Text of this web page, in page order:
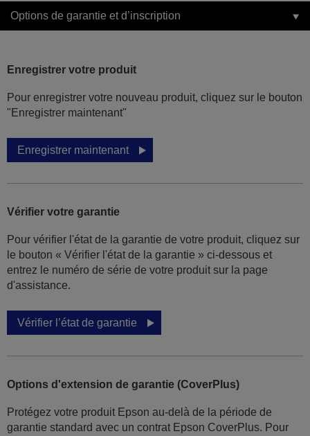
Options de garantie et d’inscription
Enregistrer votre produit
Pour enregistrer votre nouveau produit, cliquez sur le bouton
"Enregistrer maintenant"
Enregistrer maintenant
Vérifier votre garantie
Pour vérifier l'état de la garantie de votre produit, cliquez sur
le bouton « Vérifier l'état de la garantie » ci-dessous et
entrez le numéro de série de votre produit sur la page
d'assistance.
Vérifier l’état de garantie
Options d'extension de garantie (CoverPlus)
Protégez votre produit Epson au-delà de la période de
garantie standard avec un contrat Epson CoverPlus. Pour